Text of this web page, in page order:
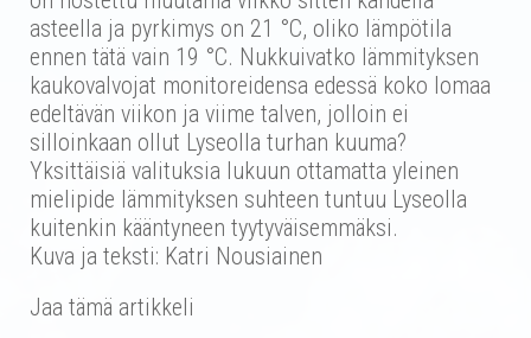
asteella ja pyrkimys on 21 °C, oliko lämpötila
ennen tätä vain 19 °C. Nukkuivatko lämmityksen
kaukovalvojat monitoreidensa edessä koko lomaa
edeltävän viikon ja viime talven, jolloin ei
silloinkaan ollut Lyseolla turhan kuuma?
Yksittäisiä valituksia lukuun ottamatta yleinen
mielipide lämmityksen suhteen tuntuu Lyseolla
kuitenkin kääntyneen tyytyväisemmäksi.
Kuva ja teksti: Katri Nousiainen
Jaa tämä artikkeli